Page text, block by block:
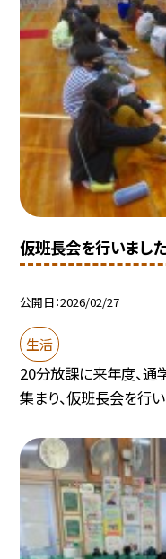
仮班長会を行いました
公開日 2026/02/27
生活
20分放課に来年度、
集まり、仮班長会を行